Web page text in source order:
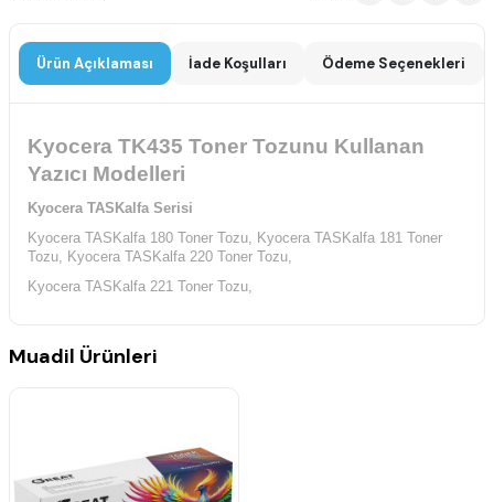
Ürün Açıklaması İade Koşulları Ödeme Seçenekleri
Kyocera TK435 Toner Tozunu Kullanan
Yazıcı Modelleri
Kyocera TASKalfa Serisi
Kyocera TASKalfa 180 Toner Tozu, Kyocera TASKalfa 181 Toner
Tozu, Kyocera TASKalfa 220 Toner Tozu,
Kyocera TASKalfa 221 Toner Tozu,
Muadil Ürünleri